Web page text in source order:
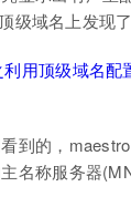
级域名上发现
到的，
名称服务器